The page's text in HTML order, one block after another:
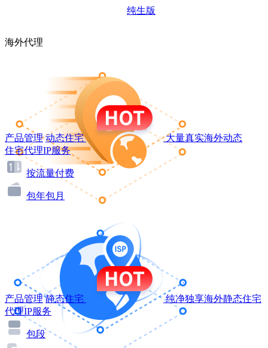
纯生版
海外代理
产品管理 动态住宅
大量真实海外动态
住宅代理IP服务
按流量付费
包年包月
产品管理 静态住宅
纯净独享海外静态住宅
代理IP服务
包段